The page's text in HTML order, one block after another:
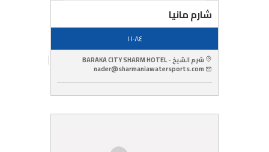
شارم مانيا
١٠١٠٨٤
شرم الشيخ - BARAKA CITY SHARM HOTEL
nader@sharmaniawatersports.com